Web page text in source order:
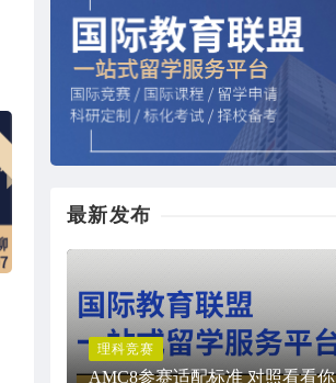
最新发布
理科竞赛
AMC8参赛适配标准 对照看看你